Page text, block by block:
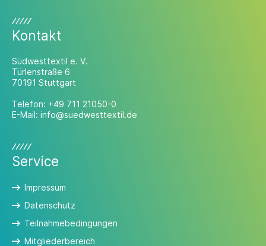
Kontakt
Südwesttextil e. V.
Türlenstraße 6
70191 Stuttgart
Telefon: +49 711 21050-0
E-Mail: info@suedwesttextil.de
Service
Impressum
Datenschutz
Teilnahmebedingungen
Mitgliederbereich